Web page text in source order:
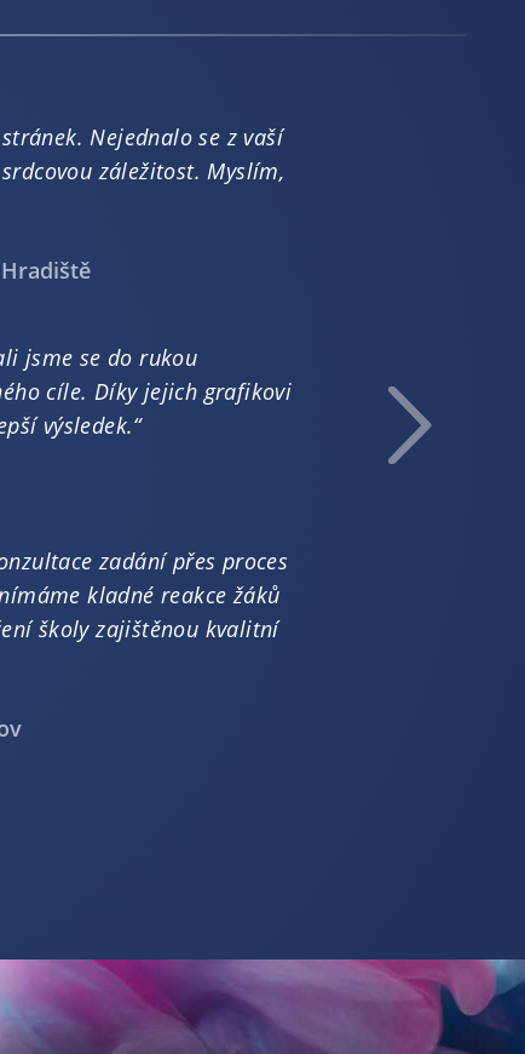
Nejednalo se z vaší
záležitost. Myslím,
jsme se do rukou
cíle. Díky jejich grafikovi
výsledek.“
zadání přes proces
kladné reakce žáků
školy zajištěnou kvalitní